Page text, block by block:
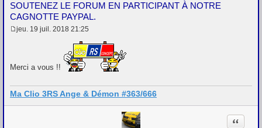
SOUTENEZ LE FORUM EN PARTICIPANT À NOTRE
CAGNOTTE PAYPAL.
M
a
e
jeu. 19 juil. 2018 21:25
Merci a vous !!
Ma Clio 3RS Ange & Démon #363/666
Citation